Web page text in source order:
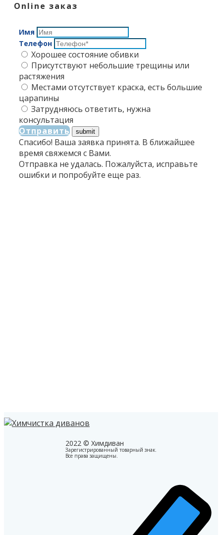
Online заказ
Имя
Телефон
Хорошее состояние обивки
Присутствуют небольшие трещины или
растяжения
Местами отсутствует краска, есть большие
царапины
Затрудняюсь ответить, нужна
консультация
Отправить
Спасибо! Ваша заявка принята. В ближайшее
время свяжемся с Вами.
Отправка не удалась. Пожалуйста, исправьте
ошибки и попробуйте еще раз.
2022 © Химдиван
Зарегистрированный товарный знак.
Все права защищены.